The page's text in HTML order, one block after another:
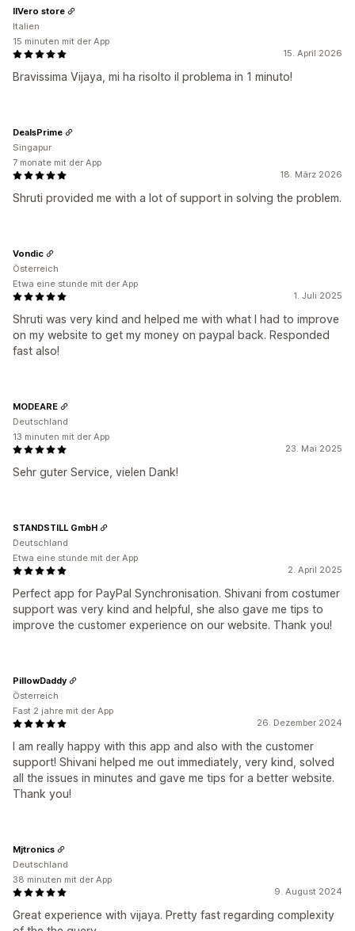
15. April 2026
Bravissima Vijaya, mi ha risolto il problema in 1 minuto!
IlVero store
Italien
15 minuten mit der App
18. März 2026
Shruti provided me with a lot of support in solving the problem.
DealsPrime
Singapur
7 monate mit der App
1. Juli 2025
Shruti was very kind and helped me with what I had to improve
on my website to get my money on paypal back. Responded
fast also!
Vondic
Österreich
Etwa eine stunde mit der App
23. Mai 2025
Sehr guter Service, vielen Dank!
MODEARE
Deutschland
13 minuten mit der App
2. April 2025
Perfect app for PayPal Synchronisation. Shivani from costumer
support was very kind and helpful, she also gave me tips to
improve the customer experience on our website. Thank you!
STANDSTILL GmbH
Deutschland
Etwa eine stunde mit der App
26. Dezember 2024
I am really happy with this app and also with the customer
support! Shivani helped me out immediately, very kind, solved
all the issues in minutes and gave me tips for a better website.
Thank you!
PillowDaddy
Österreich
Fast 2 jahre mit der App
9. August 2024
Great experience with vijaya. Pretty fast regarding complexity
Mjtronics
Deutschland
38 minuten mit der App